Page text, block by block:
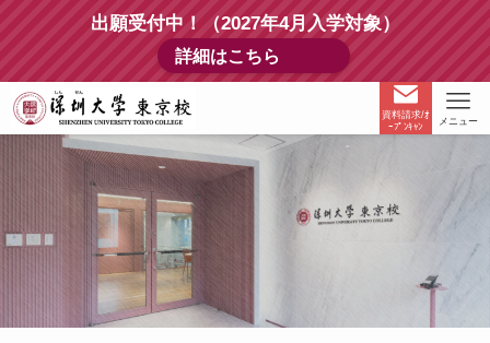
出願受付中！（2027年4月入学対象）
詳細はこちら
資料請求/ｵ
ｰﾌﾟﾝｷｬﾝ
メニュー